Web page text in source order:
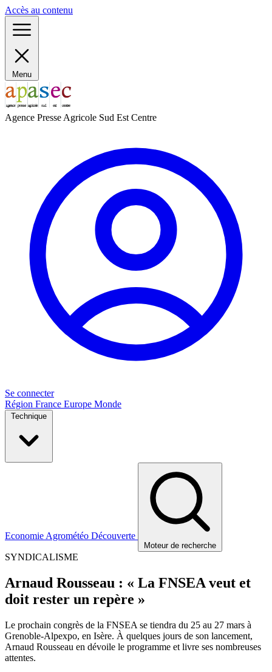
Accès au contenu
Menu
Agence Presse Agricole Sud Est Centre
Se connecter
Région France Europe Monde
Technique
Economie Agrométéo Découverte
Moteur de recherche
SYNDICALISME
Arnaud Rousseau : « La FNSEA veut et
doit rester un repère »
Le prochain congrès de la FNSEA se tiendra du 25 au 27 mars à
Grenoble-Alpexpo, en Isère. À quelques jours de son lancement,
Arnaud Rousseau en dévoile le programme et livre ses nombreuses
attentes.
Panneau de gestion des cookies